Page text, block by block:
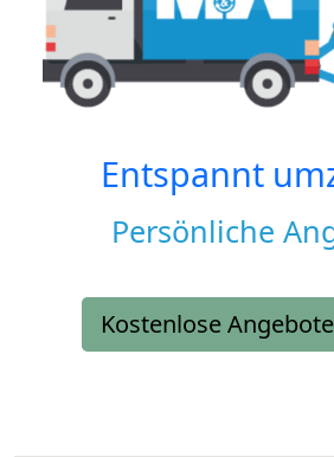
Entspannt
Persönliche
Kostenlose